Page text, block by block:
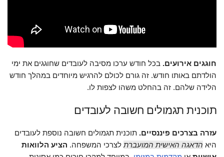
חוגגים אירועים. בכל חודש ערכו מסיבה לעובדים שחוגגים את ימי
הולדתם באותו חודש. זה גורם לכולם להרגיש מיוחדים במהלך חודש
הלידה שלהם. זה בהחלט משהו לצפות לו.
תוכנית תגמולים חשובה לעובדים
עזרה בצרכים פיננסיים. תוכנית תגמולים חשובה נוספת לעובדים
היא הדאגה האישית המועברת לצרכי המשפחה. הציע הלוואות